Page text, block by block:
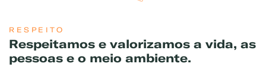
Exemplo: GLP, Liquigás, Copagaz, Gás para Comércio
RESPEITO
Respeitamos e valorizamos a vida, as
pessoas e o meio ambiente.